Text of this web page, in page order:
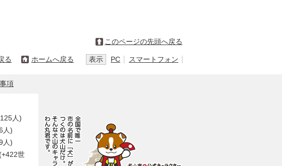
このページの先頭へ戻る
る ホームへ戻る 表示 PC スマートフォン
項
人)
人)
人)
世